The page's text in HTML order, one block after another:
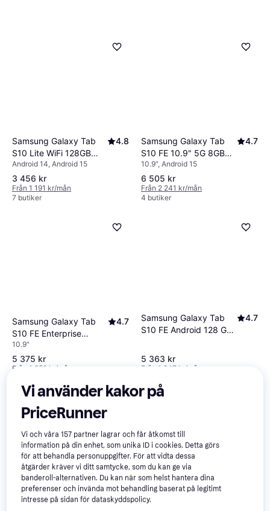
Samsung Galaxy Tab
S10 Lite WiFi 128GB
Gray
4.8
Android 14, Android 15
3 456 kr
Från 1 191 kr/mån
7 butiker
Samsung Galaxy Tab
S10 FE 10.9" 5G 8GB
128GB Light Blue
4.7
10.9", Android 15
6 505 kr
Från 2 241 kr/mån
4 butiker
Samsung Galaxy Tab
S10 FE Enterprise
Edition 10.9" 5G 8GB
128GB Grey
4.7
10.9"
5 375 kr
Från 1 852 kr/mån
Samsung Galaxy Tab
S10 FE Android 128 GB
4.7
5 363 kr
Från 1 847 kr/mån
Samsung Galaxy Tab
4.7
Samsung Galaxy Tab
Vi använder kakor på
PriceRunner
Vi och våra157 partner lagrar och får åtkomst till
information på din enhet, som unika ID i cookies. Detta görs
för att behandla personuppgifter. För att vidta dessa
åtgärder kräver vi ditt samtycke, som du kan ge via
banderoll-alternativen. Du kan när som helst hantera dina
preferenser och invända mot behandling baserat på legitimt
intresse på sidan för dataskyddspolicy.